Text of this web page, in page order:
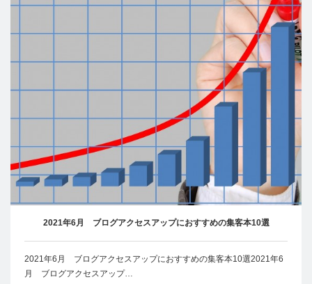
2021年6月 ブログアクセスアップにおすすめの集客本10選
2021年6月 ブログアクセスアップにおすすめの集客本10選2021年6
月 ブログアクセスアップ…